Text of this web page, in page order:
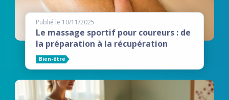
Publié le 10/11/2025
Le massage sportif pour coureurs : de
la préparation à la récupération
Bien-être